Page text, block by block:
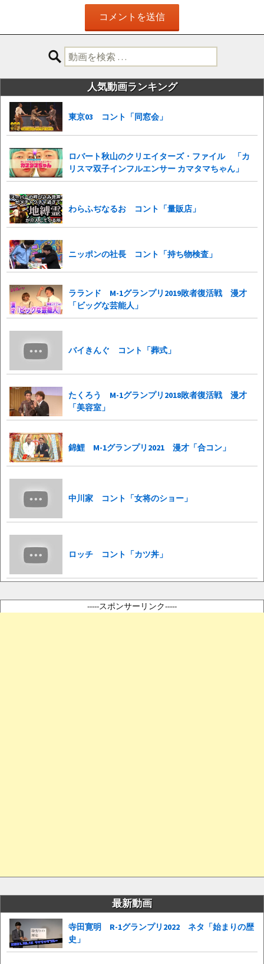
検
索:
人気動画ランキング
東京03 コント「同窓会」
ロバート秋山のクリエイターズ・ファイル 「カ
リスマ双子インフルエンサー カマタマちゃん」
わらふぢなるお コント「量販店」
ニッポンの社長 コント「持ち物検査」
ラランド M-1グランプリ2019敗者復活戦 漫才
「ビッグな芸能人」
バイきんぐ コント「葬式」
たくろう M-1グランプリ2018敗者復活戦 漫才
「美容室」
錦鯉 M-1グランプリ2021 漫才「合コン」
中川家 コント「女将のショー」
ロッチ コント「カツ丼」
-----スポンサーリンク-----
最新動画
寺田寛明 R-1グランプリ2022 ネタ「始まりの歴
史」